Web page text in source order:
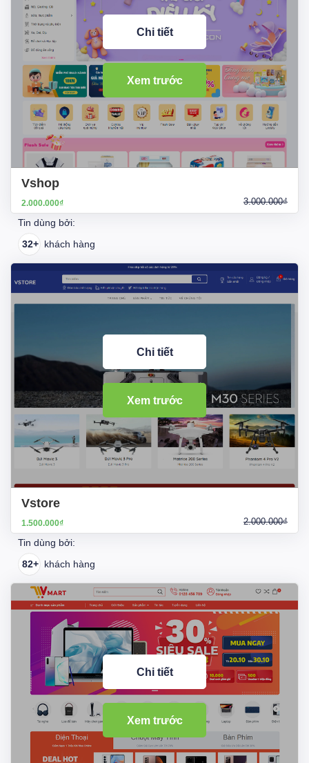
Vshop
2.000.000₫ 3.000.000₫
Tin dùng bởi:
32+ khách hàng
Chi tiết
Xem trước
Vstore
1.500.000₫ 2.000.000₫
Tin dùng bởi:
82+ khách hàng
Chi tiết
Xem trước
Chi tiết
Xem trước